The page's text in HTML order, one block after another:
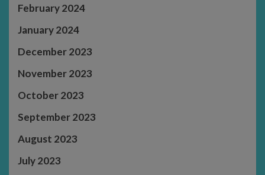
February 2024
January 2024
December 2023
November 2023
October 2023
September 2023
August 2023
July 2023